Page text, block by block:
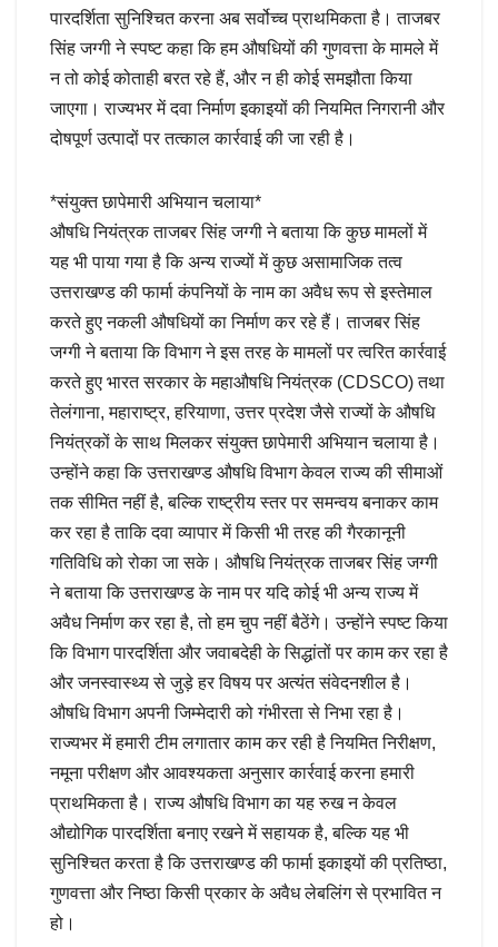
पारदर्शिता सुनिश्चित करना अब सर्वोच्च प्राथमिकता है। ताजबर
सिंह जग्गी ने स्पष्ट कहा कि हम औषधियों की गुणवत्ता के मामले में
न तो कोई कोताही बरत रहे हैं, और न ही कोई समझौता किया
जाएगा। राज्यभर में दवा निर्माण इकाइयों की नियमित निगरानी और
दोषपूर्ण उत्पादों पर तत्काल कार्रवाई की जा रही है।
*संयुक्त छापेमारी अभियान चलाया*
औषधि नियंत्रक ताजबर सिंह जग्गी ने बताया कि कुछ मामलों में
यह भी पाया गया है कि अन्य राज्यों में कुछ असामाजिक तत्व
उत्तराखण्ड की फार्मा कंपनियों के नाम का अवैध रूप से इस्तेमाल
करते हुए नकली औषधियों का निर्माण कर रहे हैं। ताजबर सिंह
जग्गी ने बताया कि विभाग ने इस तरह के मामलों पर त्वरित कार्रवाई
करते हुए भारत सरकार के महाऔषधि नियंत्रक (CDSCO) तथा
तेलंगाना, महाराष्ट्र, हरियाणा, उत्तर प्रदेश जैसे राज्यों के औषधि
नियंत्रकों के साथ मिलकर संयुक्त छापेमारी अभियान चलाया है।
उन्होंने कहा कि उत्तराखण्ड औषधि विभाग केवल राज्य की सीमाओं
तक सीमित नहीं है, बल्कि राष्ट्रीय स्तर पर समन्वय बनाकर काम
कर रहा है ताकि दवा व्यापार में किसी भी तरह की गैरकानूनी
गतिविधि को रोका जा सके। औषधि नियंत्रक ताजबर सिंह जग्गी
ने बताया कि उत्तराखण्ड के नाम पर यदि कोई भी अन्य राज्य में
अवैध निर्माण कर रहा है, तो हम चुप नहीं बैठेंगे। उन्होंने स्पष्ट किया
कि विभाग पारदर्शिता और जवाबदेही के सिद्धांतों पर काम कर रहा है
और जनस्वास्थ्य से जुड़े हर विषय पर अत्यंत संवेदनशील है।
औषधि विभाग अपनी जिम्मेदारी को गंभीरता से निभा रहा है।
राज्यभर में हमारी टीम लगातार काम कर रही है नियमित निरीक्षण,
नमूना परीक्षण और आवश्यकता अनुसार कार्रवाई करना हमारी
प्राथमिकता है। राज्य औषधि विभाग का यह रुख न केवल
औद्योगिक पारदर्शिता बनाए रखने में सहायक है, बल्कि यह भी
सुनिश्चित करता है कि उत्तराखण्ड की फार्मा इकाइयों की प्रतिष्ठा,
गुणवत्ता और निष्ठा किसी प्रकार के अवैध लेबलिंग से प्रभावित न
हो।